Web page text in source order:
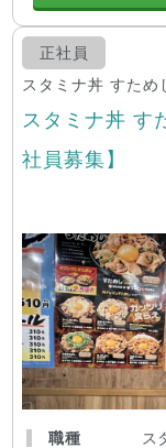
正社員
スタミナ丼 すため
スタミナ丼 す
社員募集】
職種
ス